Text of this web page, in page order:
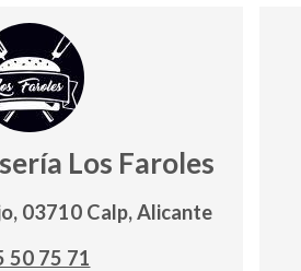
Los Faroles
03710 Calp, Alicante
50 75 71